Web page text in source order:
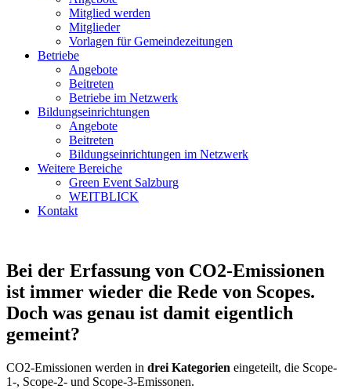
Mitglied werden
Mitglieder
Vorlagen für Gemeindezeitungen
Betriebe
Angebote
Beitreten
Betriebe im Netzwerk
Bildungseinrichtungen
Angebote
Beitreten
Bildungseinrichtungen im Netzwerk
Weitere Bereiche
Green Event Salzburg
WEITBLICK
Kontakt
Bei der Erfassung von CO2-Emissionen
ist immer wieder die Rede von Scopes.
Doch was genau ist damit eigentlich
gemeint?
CO2-Emissionen werden in drei Kategorien eingeteilt, die Scope-
1-, Scope-2- und Scope-3-Emissonen.